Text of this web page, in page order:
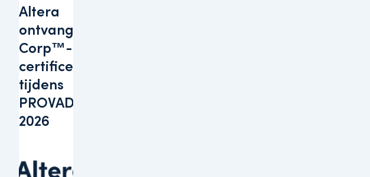
Altera
ontvangt B
Corp™-
certificering
tijdens
PROVADA
2026